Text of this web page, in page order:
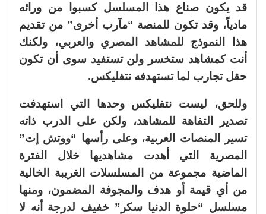
قد يكون صناع هذا المسلسل كسبوا من ورائه
مادياً، وقد تكون للمنصة “مآرب أخرى” من تقديم
هذا النموذج للمشاهد المصري والعربي، ولكنك
أنت كمشاهد ستخسر ولن تستفيد سوى أن تكون
حقل تجارب لما تستهدفه نتفليكس.
وللحق، ليست نتفليكس وحدها التي استهدفت
تصدير التفاهة للمشاهد، ولكن على الدرب ذاته
تسير المنصات العربية، وعلى رأسها “ووتش إت”
المصرية التي أهدت مشاهديها خلال الفترة
الماضية مجموعة من المسلسلات الغريبة الخالية
من أي قيمة أو هدف والمجوفة المضمون، ومنها
مسلسل “حلوة الدنيا سكر” خفيف لدرجة أنه لا